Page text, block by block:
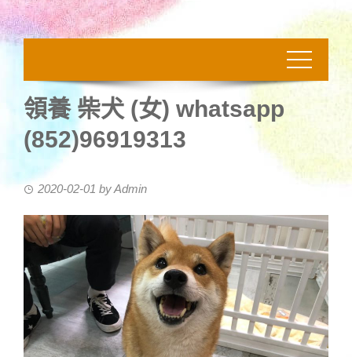
領養 柴犬 (女) whatsapp
(852)96919313
2020-02-01 byAdmin